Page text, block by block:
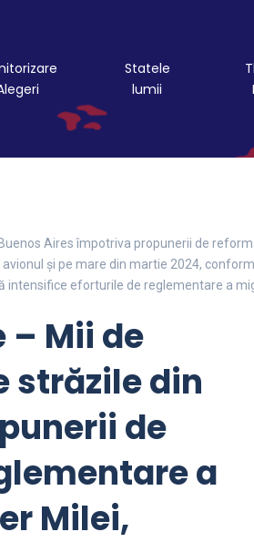
Statele
lumii
Aires împotriva propunerii de
și pe mare din martie 2024,
eforturile de reglementare a
– Mii de
străzile din
de
a
Milei,